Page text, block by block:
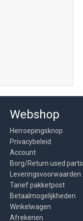
Webshop
Herroepingsknop
Privacybeleid
Account
Borg/Return used parts
Leveringsvoorwaarden
Tarief pakketpost
Betaalmogelijkheden
Winkelwagen
Afrekenen